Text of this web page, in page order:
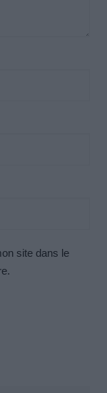
site dans le